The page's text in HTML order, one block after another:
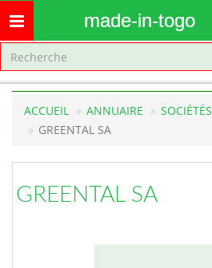
Toggle
navigation
made-in-togo
ACCUEIL ANNUAIRE SOCIÉTÉS
GREENTAL SA
GREENTAL SA